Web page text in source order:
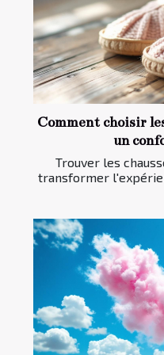
Comment choisir
un
Trouver les
transformer